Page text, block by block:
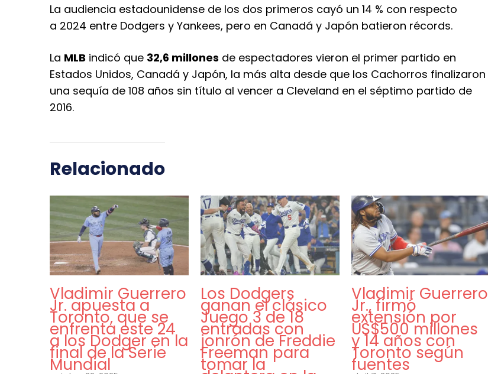
La audiencia estadounidense de los dos primeros cayó un 14 % con respecto
a 2024 entre Dodgers y Yankees, pero en Canadá y Japón batieron récords.
La MLB indicó que 32,6 millones de espectadores vieron el primer partido en
Estados Unidos, Canadá y Japón, la más alta desde que los Cachorros finalizaron
una sequía de 108 años sin título al vencer a Cleveland en el séptimo partido de
2016.
Relacionado
Vladimir Guerrero
Jr. apuesta a
Toronto, que se
enfrenta este 24
a los Dodger en la
final de la Serie
Mundial
Los Dodgers
ganan el clásico
Juego 3 de 18
entradas con
jonrón de Freddie
Freeman para
tomar la
Vladimir Guerrero
Jr., firmó
extensión por
US$500 millones
y 14 años con
Toronto según
fuentes